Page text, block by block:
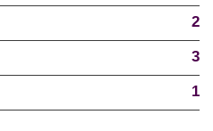
2
3
1